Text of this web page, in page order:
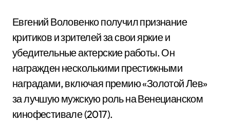
Евгений Воловенко получил признание
критиков и зрителей за свои яркие и
убедительные актерские работы. Он
награжден несколькими престижными
наградами, включая премию «Золотой Лев»
за лучшую мужскую роль на Венецианском
кинофестивале (2017).